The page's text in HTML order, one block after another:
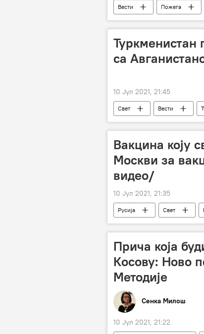
Вести Пожега
Туркменистан
са
10 Јул 2021, 21:45
Свет Вести
Вакцина коју
Москви за
видео/
10 Јул 2021, 21:35
Русија Свет
Прича која
Косову: Ново
Методије
Сенка Милош
10 Јул 2021, 21:22